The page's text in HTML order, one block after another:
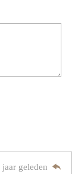
jaar geleden